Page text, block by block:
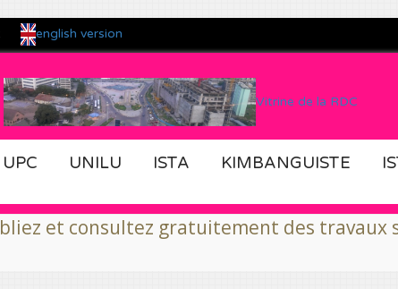
english version
Vitrine de la RDC
UPC UNILU ISTA KIMBANGUISTE
gratuitement des travaux